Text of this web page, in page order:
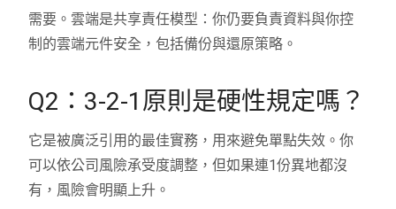
需要。雲端是共享責任模型：你仍要負責資料與你控
制的雲端元件安全，包括備份與還原策略。
Q2：3-2-1原則是硬性規定嗎？
它是被廣泛引用的最佳實務，用來避免單點失效。你
可以依公司風險承受度調整，但如果連1份異地都沒
有，風險會明顯上升。